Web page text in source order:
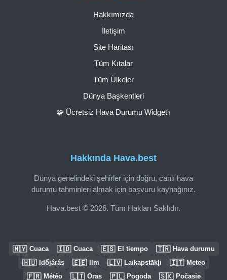
Hakkında Hava.best
Dünya genelindeki şehirler için doğru, canlı hava
durumu tahminleri almak için başvuru kaynağınız.
Hava.best © 2026. Tüm Hakları Saklıdır.
Hakkımızda
İletişim
Site Haritası
Tüm Kıtalar
Tüm Ülkeler
Dünya Başkentleri
🧩 Ücretsiz Hava Durumu Widget'ı
🇲🇾 Cuaca 🇮🇩 Cuaca 🇪🇸 El tiempo 🇹🇷 Hava durumu
🇭🇺 Időjárás 🇪🇪 Ilm 🇱🇻 Laikapstākļi 🇮🇹 Meteo
🇫🇷 Météo 🇱🇹 Oras 🇵🇱 Pogoda 🇸🇰 Počasie